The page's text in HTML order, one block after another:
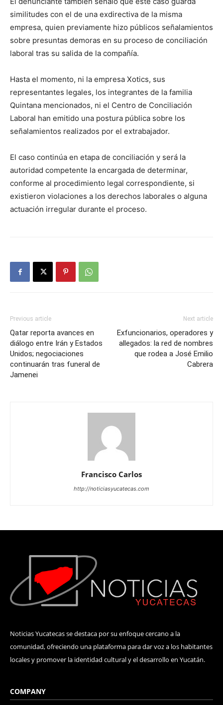
similitudes con el de una exdirectiva de la misma
empresa, quien previamente hizo públicos señalamientos
sobre presuntas demoras en su proceso de conciliación
laboral tras su salida de la compañía.
Hasta el momento, ni la empresa Xotics, sus
representantes legales, los integrantes de la familia
Quintana mencionados, ni el Centro de Conciliación
Laboral han emitido una postura pública sobre los
señalamientos realizados por el extrabajador.
El caso continúa en etapa de conciliación y será la
autoridad competente la encargada de determinar,
conforme al procedimiento legal correspondiente, si
existieron violaciones a los derechos laborales o alguna
actuación irregular durante el proceso.
Previous article
Qatar reporta avances en
diálogo entre Irán y Estados
Unidos; negociaciones
continuarán tras funeral de
Jamenei
Next article
Exfuncionarios, operadores y
allegados: la red de nombres
que rodea a José Emilio
Cabrera
Francisco Carlos
http://noticiasyucatecas.com
Noticias Yucatecas se destaca por su enfoque cercano a la
comunidad, ofreciendo una plataforma para dar voz a los habitantes
locales y promover la identidad cultural y el desarrollo en Yucatán.
COMPANY